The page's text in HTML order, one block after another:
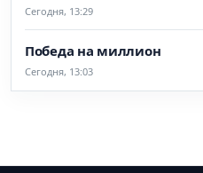
Сегодня, 13:29
Победа на миллион
Сегодня, 13:03